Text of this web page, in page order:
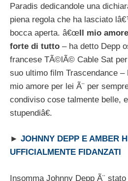
Paradis dedicandole una
piena regola che ha lasciato
bocca aperta. â€œIl mio
forte di tutto – ha detto Depp
francese TÃ©lÃ© Cable Sat
suo ultimo film Trascendance –
mio amore per lei Ã¨ per
condiviso cose talmente belle,
stupendiâ€.
► JOHNNY DEPP E AMBER
UFFICIALMENTE FIDANZATI
Insomma Johnny Depp Ã¨